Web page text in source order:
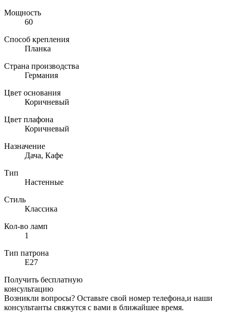
Мощность
60
Способ крепления
Планка
Страна производства
Германия
Цвет основания
Коричневый
Цвет плафона
Коричневый
Назначение
Дача, Кафе
Тип
Настенные
Стиль
Классика
Кол-во ламп
1
Тип патрона
E27
Получить бесплатную
консультацию
Возникли вопросы? Оставьте свой номер телефона,и наши
консультанты свяжутся с вами в ближайшее время.